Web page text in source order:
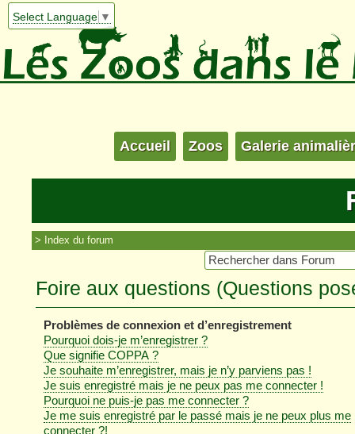
Select Language ▼
Accueil Zoos Galerie
Index du forum
Foire aux questions (Questions
Problèmes de connexion et d’enregistrement
Pourquoi dois-je m’enregistrer ?
Que signifie COPPA ?
Je souhaite m’enregistrer, mais je n’y parviens pas !
Je suis enregistré mais je ne peux pas me connecter !
Pourquoi ne puis-je pas me connecter ?
Je me suis enregistré par le passé mais je ne peux plus me
connecter ?!